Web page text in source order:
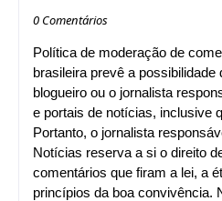
0 Comentários
Política de moderação de
brasileira prevê a
blogueiro ou o jornalista
e portais de notícias, inclusive
Portanto, o jornalista
Notícias reserva a si o direito
comentários que firam a lei, a
princípios da boa convivência.